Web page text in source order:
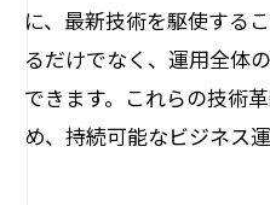
に、最新技術を駆使する
るだけでなく、運用全体
できます。これらの技術
め、持続可能なビジネス